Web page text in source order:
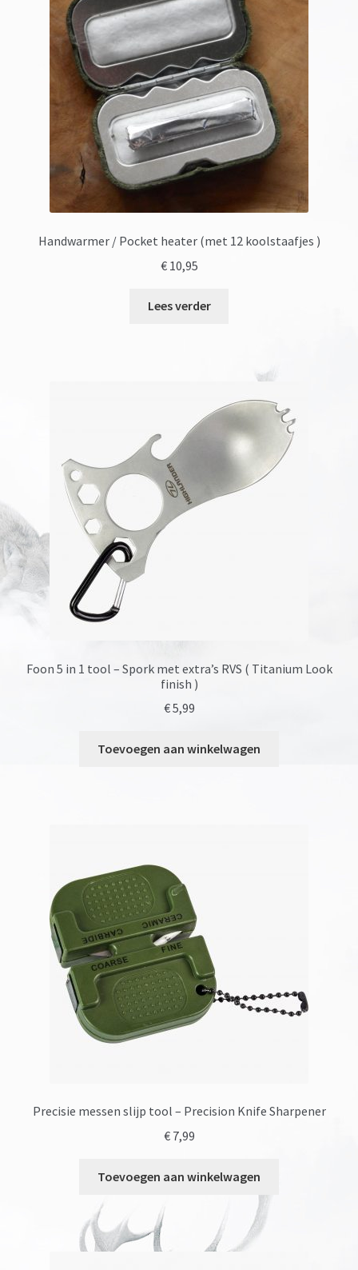
Handwarmer / Pocket heater (met 12 koolstaafjes )
€10,95
Lees verder
Foon 5 in 1 tool – Spork met extra’s RVS ( Titanium Look
finish )
€5,99
Toevoegen aan winkelwagen
Precisie messen slijp tool – Precision Knife Sharpener
€7,99
Toevoegen aan winkelwagen